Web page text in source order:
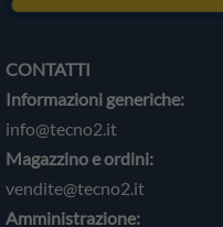
CONTATTI
Informazioni generiche:
info@tecno2.it
Magazzino e ordini:
vendite@tecno2.it
Amministrazione: